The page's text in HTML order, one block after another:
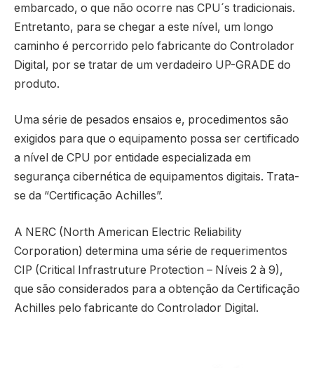
embarcado, o que não ocorre nas CPU´s tradicionais.
Entretanto, para se chegar a este nível, um longo
caminho é percorrido pelo fabricante do Controlador
Digital, por se tratar de um verdadeiro UP-GRADE do
produto.
Uma série de pesados ensaios e, procedimentos são
exigidos para que o equipamento possa ser certificado
a nível de CPU por entidade especializada em
segurança cibernética de equipamentos digitais. Trata-
se da “Certificação Achilles”.
A NERC (North American Electric Reliability
Corporation) determina uma série de requerimentos
CIP (Critical Infrastruture Protection – Níveis 2 à 9),
que são considerados para a obtenção da Certificação
Achilles pelo fabricante do Controlador Digital.